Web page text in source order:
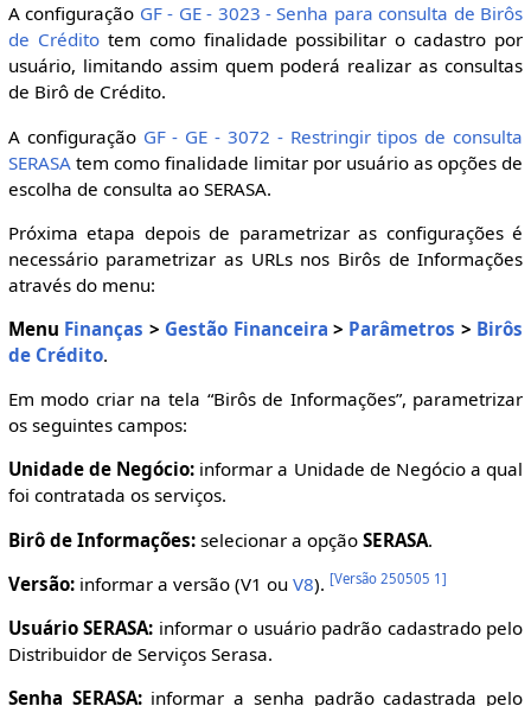
A configuração GF - GE - 3023 - Senha para consulta de Birôs
de Créditotem como finalidade possibilitar o cadastro por
usuário, limitando assim quem poderá realizar as consultas
de Birô de Crédito.
A configuração GF - GE - 3072 - Restringir tipos de consulta
SERASA tem como finalidade limitar por usuário as opções de
escolha de consulta ao SERASA.
Próxima etapa depois de parametrizar as configurações é
necessário parametrizar as URLs nos Birôs de Informações
através do menu:
Menu Finanças > Gestão Financeira > Parâmetros > Birôs
de Crédito.
Em modo criar na tela “Birôs de Informações”, parametrizar
os seguintes campos:
Unidade de Negócio: informar a Unidade de Negócio a qual
foi contratada os serviços.
Birô de Informações:selecionar a opção SERASA.
Versão:informar a versão (V1 ou V8). [Versão 250505 1 ]
Usuário SERASA: informar o usuário padrão cadastrado pelo
Distribuidor de Serviços Serasa.
Senha SERASA:informar a senha padrão cadastrada pelo